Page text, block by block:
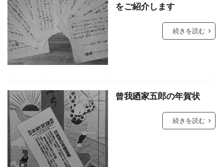
をご紹介します
続きを読む
曾我廼家五郎の年賀状
続きを読む